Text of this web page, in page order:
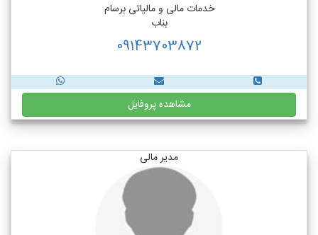
خدمات مالی و مالیاتی برسام
بناب
09143703872
مشاهده پروفایل
مدیر مالی